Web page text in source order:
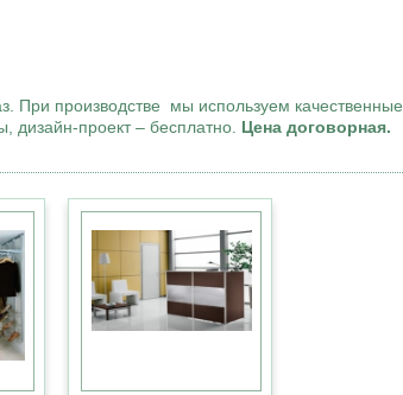
При производстве мы используем качественные
проект – бесплатно. Цена договорная.